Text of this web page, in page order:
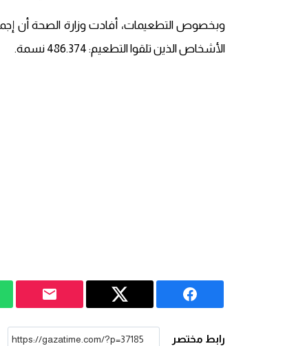
الأشخاص الذين تلقوا التطعيم: 486.374 نسمة.
رابط مختصر